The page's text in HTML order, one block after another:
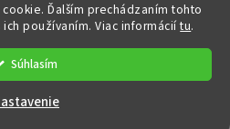
Ďalším prechádzaním tohto
používaním. Viac informáciítu.
Súhlasím
. Všetky práva vyhradené.